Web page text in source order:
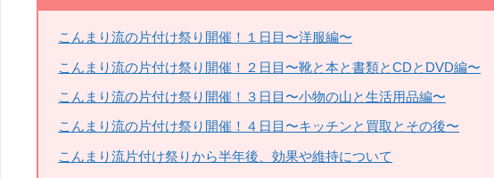
こんまり流の片付け祭り開催！１日目〜洋服編〜
こんまり流の片付け祭り開催！２日目〜靴と本と書類とCDとDVD編〜
こんまり流の片付け祭り開催！３日目〜小物の山と生活用品編〜
こんまり流の片付け祭り開催！４日目〜キッチンと買取とその後〜
こんまり流片付け祭りから半年後、効果や維持について